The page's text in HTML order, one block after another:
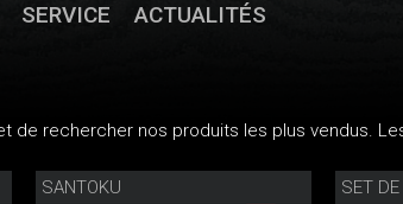
SERVICE ACTUALITÉS
de rechercher nos produits les plus vendus.
SANTOKU